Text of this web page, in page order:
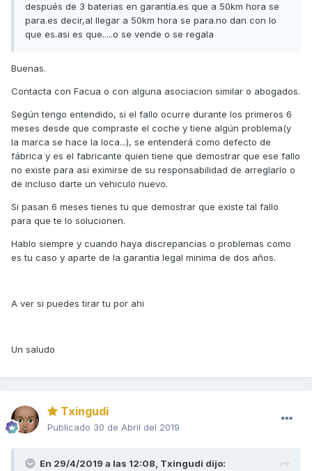
después de 3 baterias en garantía.es que a 50km hora se
para.es decir,al llegar a 50km hora se para.no dan con lo
que es.asi es que.....o se vende o se regala
Buenas.
Contacta con Facua o con alguna asociacion similar o abogados.
Según tengo entendido, si el fallo ocurre durante los primeros 6
meses desde que compraste el coche y tiene algún problema(y
la marca se hace la loca...), se entenderá como defecto de
fábrica y es el fabricante quien tiene que demostrar que ese fallo
no existe para asi eximirse de su responsabilidad de arreglarlo o
de incluso darte un vehiculo nuevo.
Si pasan 6 meses tienes tu que demostrar que existe tal fallo
para que te lo solucionen.
Hablo siempre y cuando haya discrepancias o problemas como
es tu caso y aparte de la garantia legal minima de dos años.
A ver si puedes tirar tu por ahi
Un saludo
Txingudi
Publicado 30 de Abril del 2019
En 29/4/2019 a las 12:08, Txingudi dijo: